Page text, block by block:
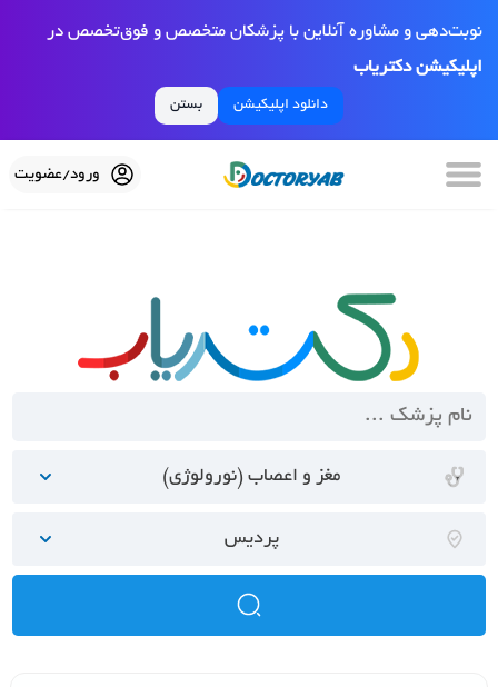
نوبت‌دهی و مشاوره آنلاین با پزشکان متخصص و فوق‌تخصص در
اپلیکیشن دکتریاب
دانلود اپلیکیشن بستن
ورود/عضویت
مغز و اعصاب (نورولوژی)
پردیس